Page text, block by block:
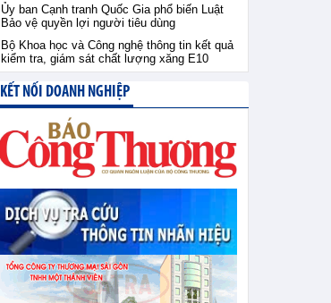
Ủy ban Cạnh tranh Quốc Gia phổ biến Luật
Bảo vệ quyền lợi người tiêu dùng
Bộ Khoa học và Công nghệ thông tin kết quả
kiểm tra, giám sát chất lượng xăng E10
KẾT NỐI DOANH NGHIỆP